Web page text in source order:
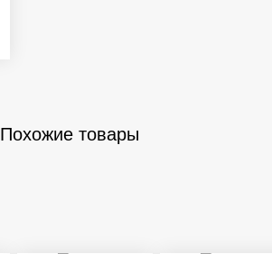
Похожие товары